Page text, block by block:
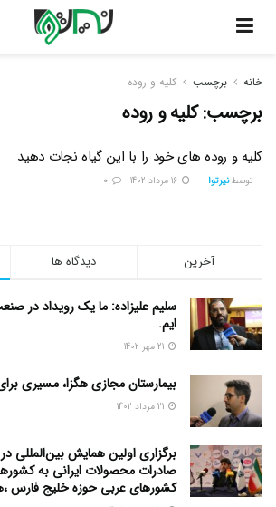
خانه برچسب کلیه و روده
برچسب:کلیه و روده
کلیه و روده های خود را با این گیاه نجات دهید
توسط نیرتوا
دیدگاه ها آخرین
سلیم علیزاده: ما یک رویداد در
ایم.
بیمارستان مجازی هگزا، مسیری
برگزاری اولین همایش بین‌المللی
صادرات محصولات ایرانی به
کشورهای عربی حوزه خلیج فارس